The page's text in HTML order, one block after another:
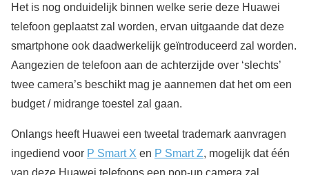
Het is nog onduidelijk binnen welke serie deze Huawei
telefoon geplaatst zal worden, ervan uitgaande dat deze
smartphone ook daadwerkelijk geïntroduceerd zal worden.
Aangezien de telefoon aan de achterzijde over ‘slechts’
twee camera’s beschikt mag je aannemen dat het om een
budget / midrange toestel zal gaan.
Onlangs heeft Huawei een tweetal trademark aanvragen
ingediend voor P Smart X en P Smart Z, mogelijk dat één
van deze Huawei telefoons een pop-up camera zal